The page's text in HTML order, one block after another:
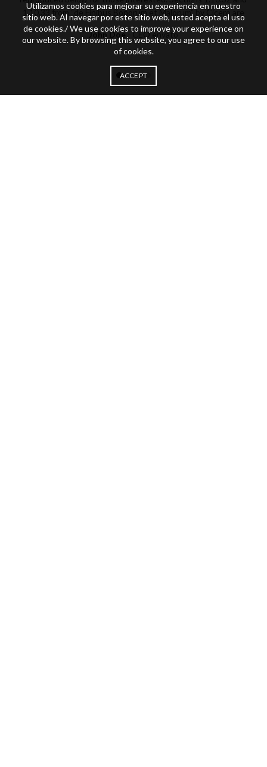
1.10.33 from “de Finibus Bonorum et Malorum” by Cicero are
John Doe CEO envato
Utilizamos cookies para mejorar su experiencia en nuestro
sitio web. Al navegar por este sitio web, usted acepta el uso
de cookies./ We use cookies to improve your experience on
our website. By browsing this website, you agree to our use
of cookies.
ACCEPT